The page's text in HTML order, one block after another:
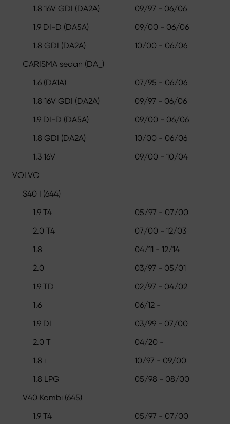
1.8 16V GDI (DA2A)
09/97 - 06/06
1.9 DI-D (DA5A)
09/00 - 06/06
1.8 GDI (DA2A)
10/00 - 06/06
CARISMA sedan (DA_)
1.6 (DA1A)
07/95 - 06/06
1.8 16V GDI (DA2A)
09/97 - 06/06
1.9 DI-D (DA5A)
09/00 - 06/06
1.8 GDI (DA2A)
10/00 - 06/06
1.3 16V
09/00 - 10/04
VOLVO
S40 I (644)
1.9 T4
05/97 - 07/00
2.0 T4
07/00 - 12/03
1.8
04/11 - 12/14
2.0
03/97 - 05/01
1.9 TD
02/97 - 04/02
1.6
06/12 -
1.9 DI
03/99 - 07/00
2.0 T
04/20 -
1.8 i
10/97 - 09/00
1.8 LPG
05/98 - 08/00
V40 Kombi (645)
1.9 T4
05/97 - 07/00